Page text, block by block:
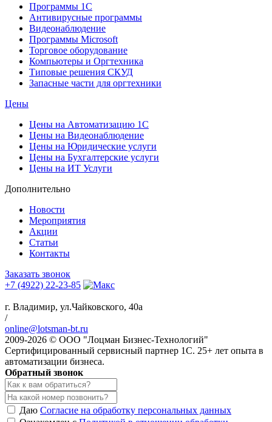
Программы 1С
Антивирусные программы
Видеонаблюдение
Программы Microsoft
Торговое оборудование
Компьютеры и Оргтехника
Типовые решения СКУД
Запасные части для оргтехники
Цены
Цены на Автоматизацию 1С
Цены на Видеонаблюдение
Цены на Юридические услуги
Цены на Бухгалтерские услуги
Цены на ИТ Услуги
Дополнительно
Новости
Мероприятия
Акции
Статьи
Контакты
Заказать звонок
+7 (4922) 22-23-85
г. Владимир, ул.Чайковского, 40а
/
online@lotsman-bt.ru
2009-2026 © ООО "Лоцман Бизнес-Технологий"
Сертифицированный сервисный партнер 1С. 25+ лет опыта в
автоматизации бизнеса.
Обратный звонок
Даю Согласие на обработку персональных данных